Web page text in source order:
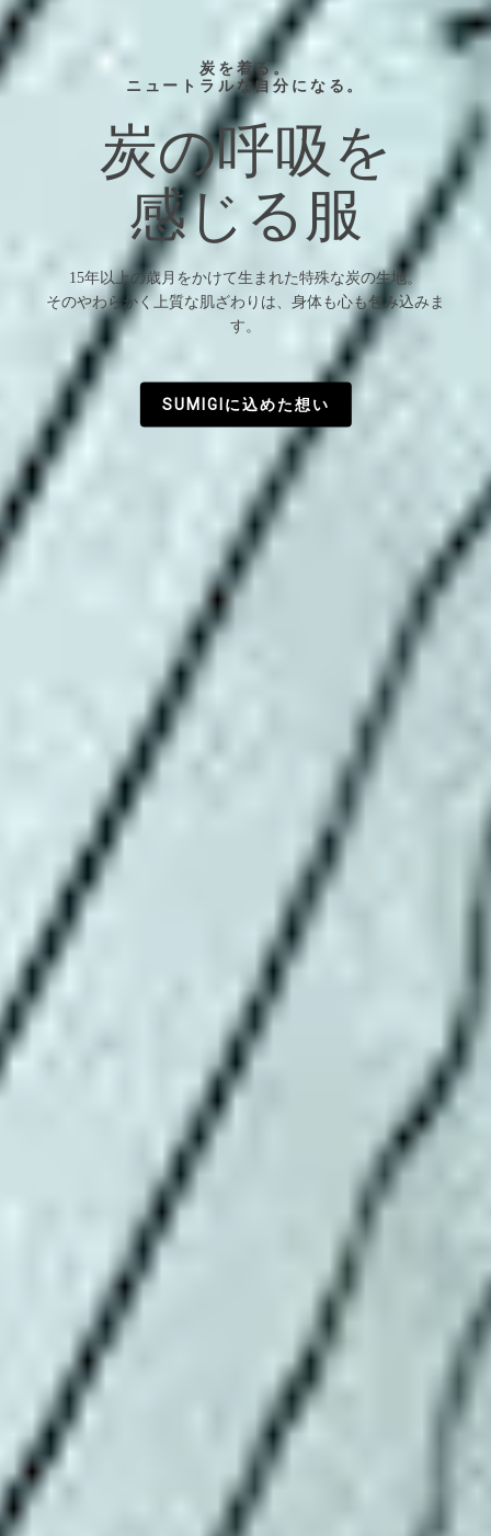
炭を着る。
ニュートラルな自分になる。
炭の呼吸を
感じる服
15年以上の歳月をかけて生まれた特殊な炭の生地。
そのやわらかく上質な肌ざわりは、身体も心も包み込みま
す。
SUMIGIに込めた想い
あなたの魅力を引き立てる。
洗練されたデザイン
クーポン